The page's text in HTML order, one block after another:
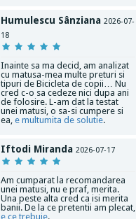
Humulescu Sânziana 2026-07-
18
Inainte sa ma decid, am analizat
cu matusa-mea multe preturi si
tipuri de Bicicleta de copii… Nu
cred c-o sa cedeze nici dupa ani
de folosire. L-am dat la testat
unei matusi, o sa-si cumpere si
ea, e multumita de solutie.
Iftodi Miranda 2026-07-17
Am cumparat la recomandarea
unei matusi, nu e praf, merita.
Una peste alta cred ca isi merita
banii. De la ce pretentii am plecat,
e ce trebuie.